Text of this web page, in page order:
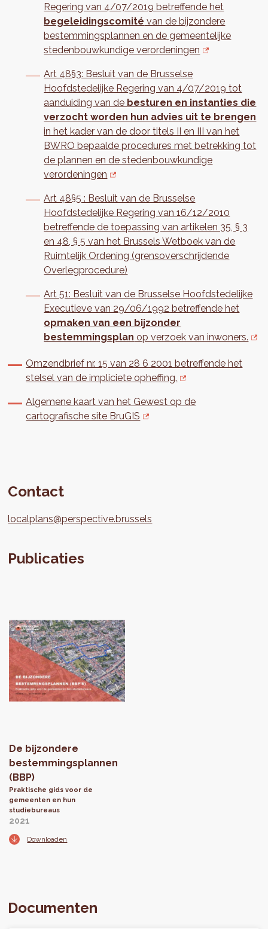
Regering van 4/07/2019 betreffende het
begeleidingscomité van de bijzondere
bestemmingsplannen en de gemeentelijke
stedenbouwkundige verordeningen
Art 48§3: Besluit van de Brusselse
Hoofdstedelijke Regering van 4/07/2019 tot
aanduiding van de besturen en instanties die
verzocht worden hun advies uit te brengen
in het kader van de door titels II en III van het
BWRO bepaalde procedures met betrekking tot
de plannen en de stedenbouwkundige
verordeningen
Art 48§5 : Besluit van de Brusselse
Hoofdstedelijke Regering van 16/12/2010
betreffende de toepassing van artikelen 35, § 3
en 48, § 5 van het Brussels Wetboek van de
Ruimtelijk Ordening (grensoverschrijdende
Overlegprocedure)
Art 51: Besluit van de Brusselse Hoofdstedelijke
Executieve van 29/06/1992 betreffende het
opmaken van een bijzonder
bestemmingsplan op verzoek van inwoners.
Omzendbrief nr. 15 van 28 6 2001 betreffende het
stelsel van de impliciete opheffing.
Algemene kaart van het Gewest op de
cartografische site BruGIS
Contact
localplans@perspective.brussels
Publicaties
De bijzondere
bestemmingsplannen
(BBP)
Praktische gids voor de
gemeenten en hun
studiebureaus
2021
Downloaden
Documenten